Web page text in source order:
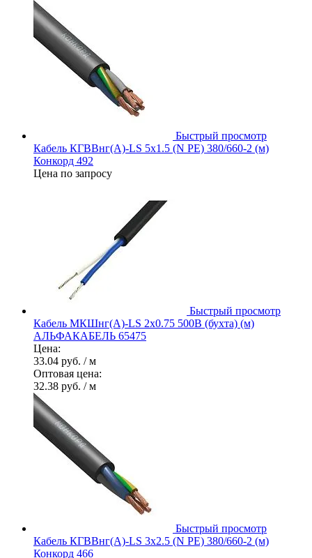
Быстрый просмотр
Кабель КГВВнг(А)-LS 5х1.5 (N PE) 380/660-2 (м)
Конкорд 492
Цена по запросу
Быстрый просмотр
Кабель МКШнг(А)-LS 2х0.75 500В (бухта) (м)
АЛЬФАКАБЕЛЬ 65475
Цена:
33.04 руб. / м
Оптовая цена:
32.38 руб. / м
Быстрый просмотр
Кабель КГВВнг(А)-LS 3х2.5 (N PE) 380/660-2 (м)
Конкорд 466